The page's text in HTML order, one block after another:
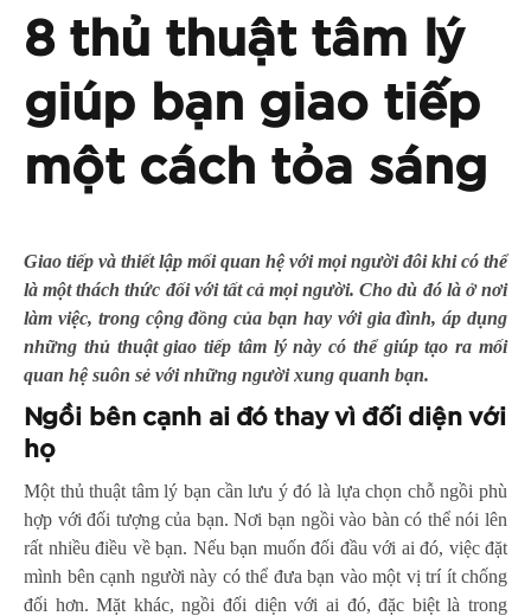
8 thủ thuật tâm lý
giúp bạn giao tiếp
một cách tỏa sáng
Giao tiếp và thiết lập mối quan hệ với mọi người đôi khi có thể
là một thách thức đối với tất cả mọi người. Cho dù đó là ở nơi
làm việc, trong cộng đồng của bạn hay với gia đình, áp dụng
những thủ thuật giao tiếp tâm lý này có thể giúp tạo ra mối
quan hệ suôn sẻ với những người xung quanh bạn.
Ngồi bên cạnh ai đó thay vì đối diện với
họ
Một thủ thuật tâm lý bạn cần lưu ý đó là lựa chọn chỗ ngồi phù
hợp với đối tượng của bạn. Nơi bạn ngồi vào bàn có thể nói lên
rất nhiều điều về bạn. Nếu bạn muốn đối đầu với ai đó, việc đặt
mình bên cạnh người này có thể đưa bạn vào một vị trí ít chống
đối hơn. Mặt khác, ngồi đối diện với ai đó, đặc biệt là trong